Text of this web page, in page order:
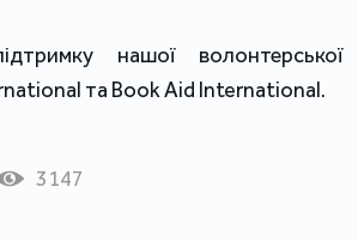
нашої волонтерської
та Book Aid International.
3147